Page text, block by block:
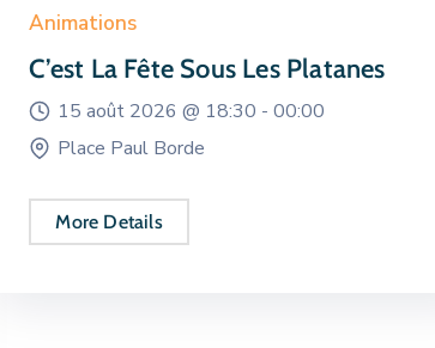
Animations
C’est La Fête Sous Les Platanes
15 août 2026 @ 18:30 -00:00
Place Paul Borde
More Details